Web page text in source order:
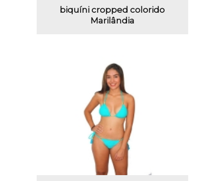
biquíni cropped colorido
Marilândia